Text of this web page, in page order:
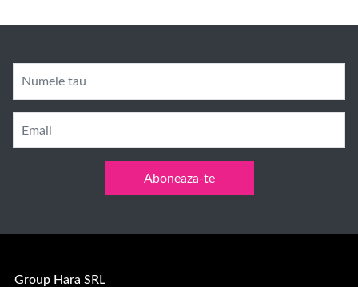
Numele tau
Email
Aboneaza-te
Group Hara SRL